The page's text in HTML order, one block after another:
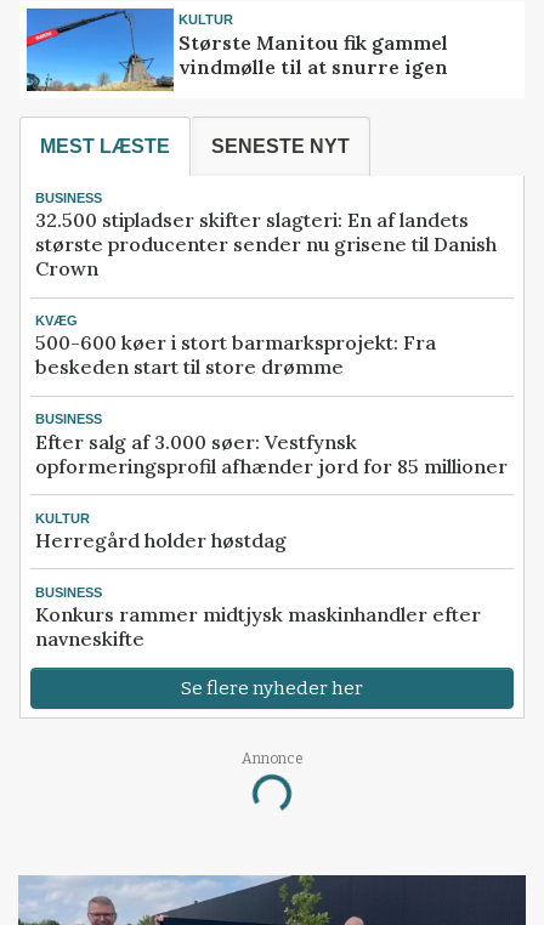
KULTUR
Største Manitou fik gammel
vindmølle til at snurre igen
MEST LÆSTE SENESTE NYT
BUSINESS
32.500 stipladser skifter slagteri: En af landets
største producenter sender nu grisene til Danish
Crown
KVÆG
500-600 køer i stort barmarksprojekt: Fra
beskeden start til store drømme
BUSINESS
Efter salg af 3.000 søer: Vestfynsk
opformeringsprofil afhænder jord for 85 millioner
KULTUR
Herregård holder høstdag
BUSINESS
Konkurs rammer midtjysk maskinhandler efter
navneskifte
Se flere nyheder her
Annonce
Loading...